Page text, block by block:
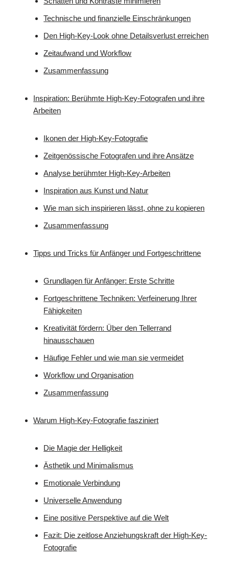
Technische und finanzielle Einschränkungen
Den High-Key-Look ohne Detailsverlust erreichen
Zeitaufwand und Workflow
Zusammenfassung
Inspiration: Berühmte High-Key-Fotografen und ihre
Arbeiten
Ikonen der High-Key-Fotografie
Zeitgenössische Fotografen und ihre Ansätze
Analyse berühmter High-Key-Arbeiten
Inspiration aus Kunst und Natur
Wie man sich inspirieren lässt, ohne zu kopieren
Zusammenfassung
Tipps und Tricks für Anfänger und Fortgeschrittene
Grundlagen für Anfänger: Erste Schritte
Fortgeschrittene Techniken: Verfeinerung Ihrer
Fähigkeiten
Kreativität fördern: Über den Tellerrand
hinausschauen
Häufige Fehler und wie man sie vermeidet
Workflow und Organisation
Zusammenfassung
Warum High-Key-Fotografie fasziniert
Die Magie der Helligkeit
Ästhetik und Minimalismus
Emotionale Verbindung
Universelle Anwendung
Eine positive Perspektive auf die Welt
Fazit: Die zeitlose Anziehungskraft der High-Key-
Fotografie